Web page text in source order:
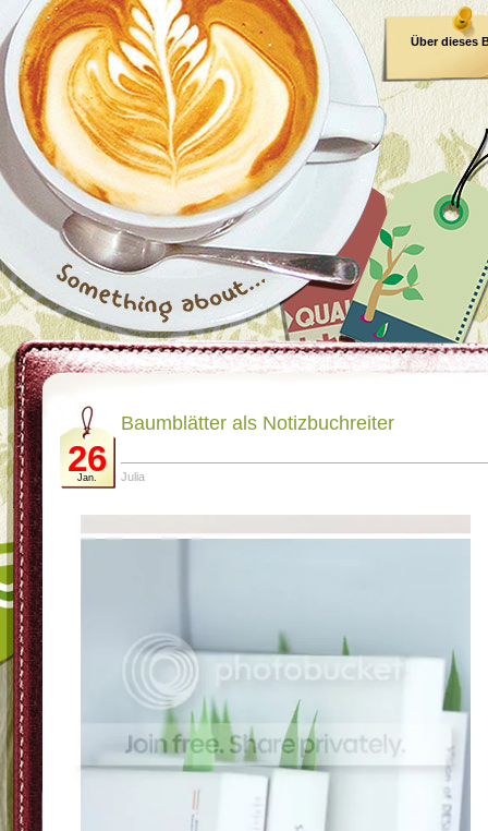
Über dieses
26
Jan.
Baumblätter als Notizbuchreiter
Julia